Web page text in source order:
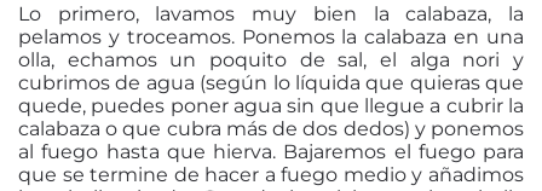
Lo primero, lavamos muy bien la calabaza, la
pelamos y troceamos. Ponemos la calabaza en una
olla, echamos un poquito de sal, el alga nori y
cubrimos de agua (según lo líquida que quieras que
quede, puedes poner agua sin que llegue a cubrir la
calabaza o que cubra más de dos dedos) y ponemos
al fuego hasta que hierva. Bajaremos el fuego para
que se termine de hacer a fuego medio y añadimos